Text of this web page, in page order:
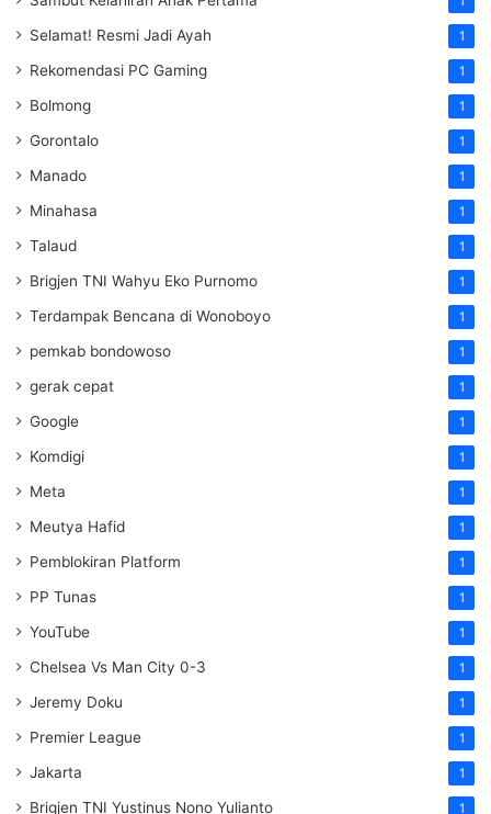
Selamat! Resmi Jadi Ayah 1
Rekomendasi PC Gaming 1
Bolmong 1
Gorontalo 1
Manado 1
Minahasa 1
Talaud 1
Brigjen TNI Wahyu Eko Purnomo 1
Terdampak Bencana di Wonoboyo 1
pemkab bondowoso 1
gerak cepat 1
Google 1
Komdigi 1
Meta 1
Meutya Hafid 1
Pemblokiran Platform 1
PP Tunas 1
YouTube 1
Chelsea Vs Man City 0-3 1
Jeremy Doku 1
Premier League 1
Jakarta 1
Brigjen TNI Yustinus Nono Yulianto 1